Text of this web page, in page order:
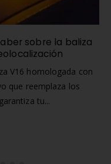
sobre la baliza
V16 homologada con
que reemplaza los
tu...